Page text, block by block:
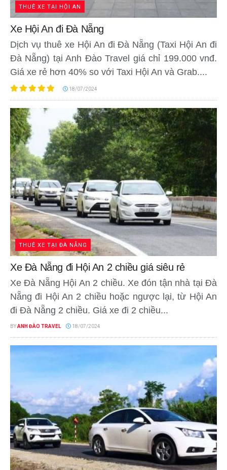
THUÊ XE TẠI HỘI AN
Xe Hội An đi Đà Nẵng
Dịch vụ thuê xe Hội An đi Đà Nẵng (Taxi Hội An đi
Đà Nẵng) tại Anh Đào Travel giá chỉ 199.000 vnđ.
Giá xe rẻ hơn 40% so với Taxi Hội An và Grab....
18/07/2024
THUÊ XE TẠI ĐÀ NẴNG
Xe Đà Nẵng đi Hội An 2 chiều giá siêu rẻ
Xe Đà Nẵng Hội An 2 chiều. Xe đón tận nhà tại Đà
Nẵng đi Hội An 2 chiều hoặc ngược lại, từ Hội An
đi Đà Nẵng 2 chiều. Giá xe đi 2 chiều...
BYANH ĐÀO TRAVEL 18/07/2024